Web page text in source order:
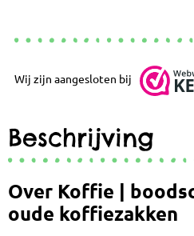
Wij zijn aangesloten bij
Beschrijving
Over Koffie |
oude koffiezakken